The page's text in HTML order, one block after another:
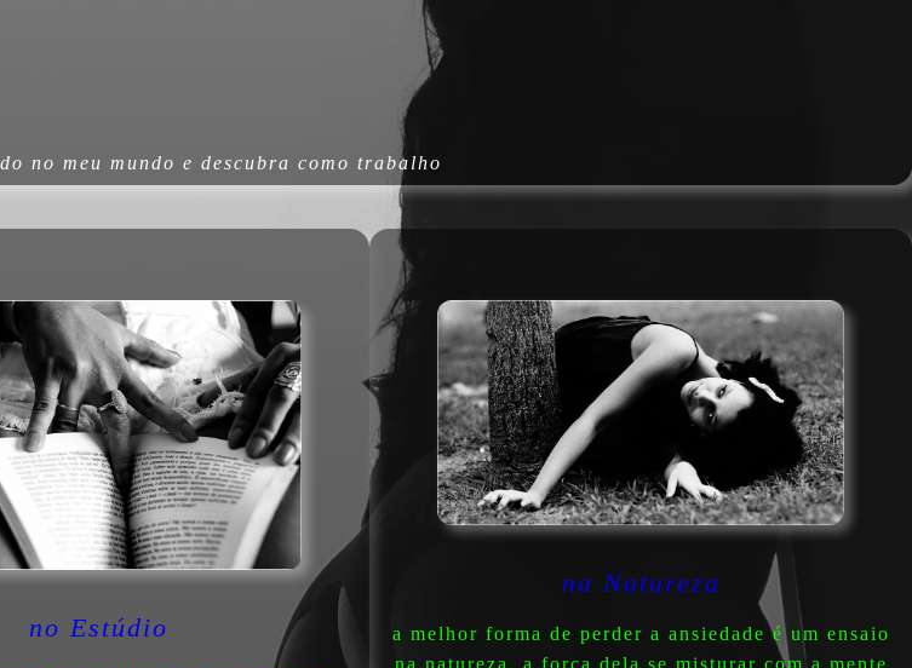
no meu mundo e descubra como trabalho
no Estúdio
na Natureza
a melhor forma de perder a ansiedade é um ensaio
na natureza, a força dela se misturar com a mente